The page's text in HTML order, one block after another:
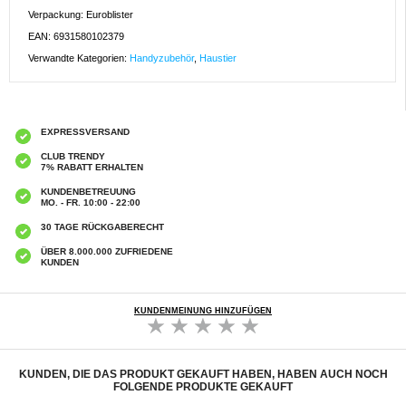
Verpackung: Euroblister
EAN: 6931580102379
Verwandte Kategorien: Handyzubehör, Haustier
EXPRESSVERSAND
CLUB TRENDY
7% RABATT ERHALTEN
KUNDENBETREUUNG
MO. - FR. 10:00 - 22:00
30 TAGE RÜCKGABERECHT
ÜBER 8.000.000 ZUFRIEDENE
KUNDEN
KUNDENMEINUNG HINZUFÜGEN
KUNDEN, DIE DAS PRODUKT GEKAUFT HABEN, HABEN AUCH NOCH
FOLGENDE PRODUKTE GEKAUFT